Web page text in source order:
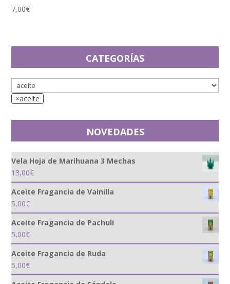
7,00€
CATEGORÍAS
×aceite
NOVEDADES
Vela Hoja de Marihuana 3 Mechas
13,00€
Aceite Fragancia de Vainilla
5,00€
Aceite Fragancia de Pachuli
5,00€
Aceite Fragancia de Ruda
5,00€